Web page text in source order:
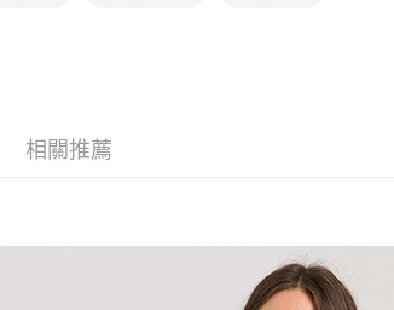
相關推薦